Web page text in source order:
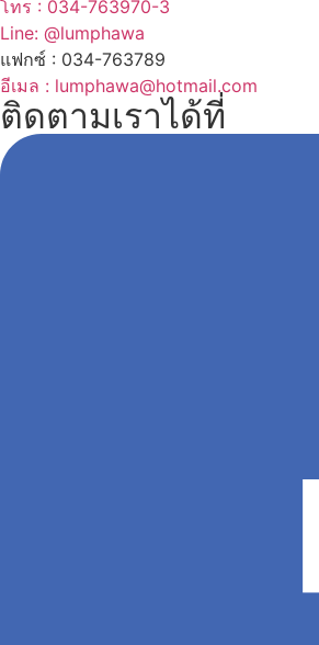
โทร : 034-763970-3
Line: @lumphawa
แฟกซ์ : 034-763789
อีเมล : lumphawa@hotmail.com
ติดตามเราได้ที่